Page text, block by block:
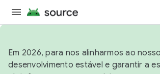
Em 2026, para nos alinharmos ao
desenvolvimento estável e garantir a